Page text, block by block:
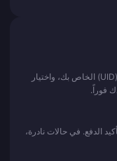
ما عليك سوى اختيار الفئة، وإدخال معرف المستخدم (UID) الخاص بك، واختيار
فوراً.
في غضون 1-2 دقيقة بعد تأكيد الدفع. في حالات نادرة،